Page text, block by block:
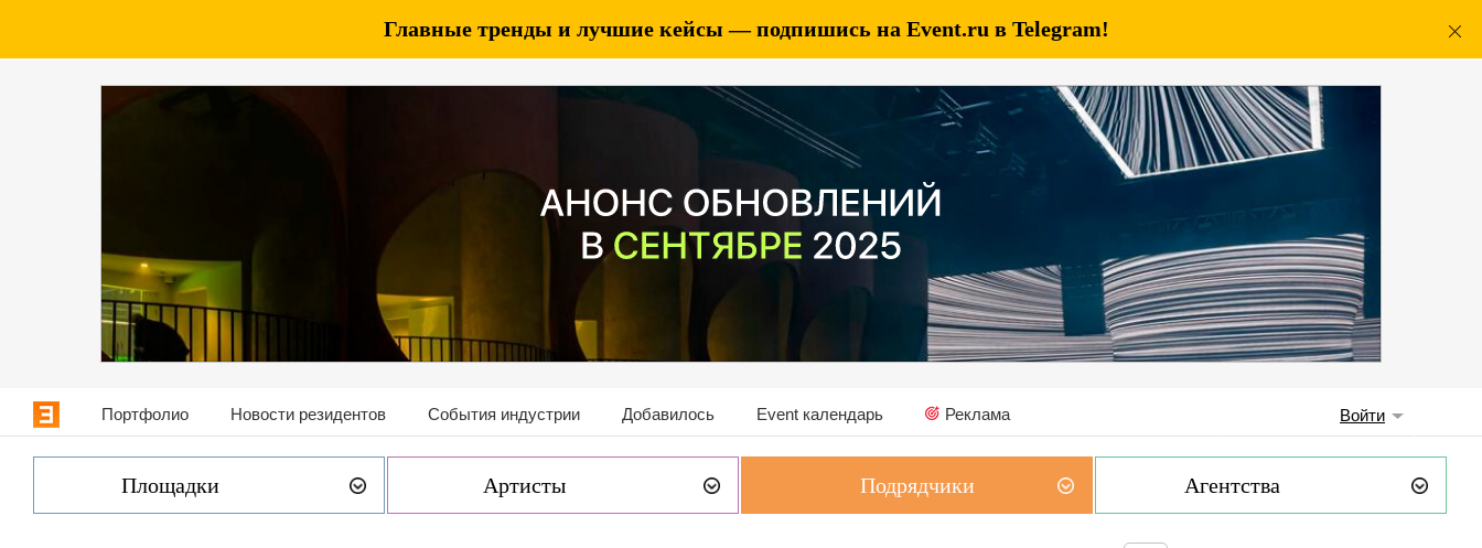
Главные тренды и лучшие кейсы — подпишись на Event.ru в Telegram!
Портфолио Новости резидентов События индустрии Добавилось Event календарь Реклама Войти
Площадки Артисты Подрядчики Агентства